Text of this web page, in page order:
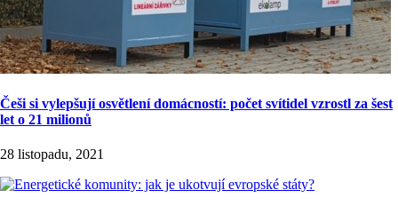
Češi si vylepšují osvětlení domácností: počet svítidel vzrostl za šest
let o 21 milionů
28 listopadu, 2021